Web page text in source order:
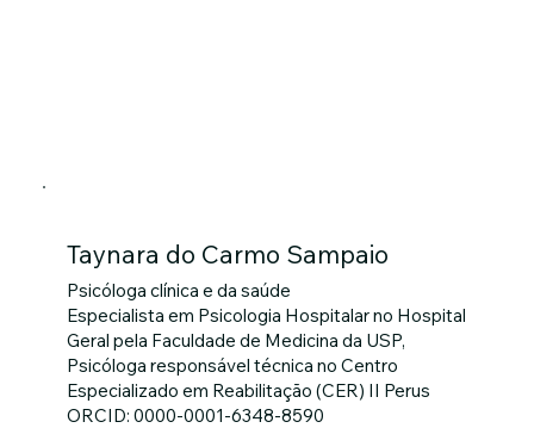
Psicóloga clínica e da saúde
Especialista em Psicologia Hospitalar no Hospital
Geral pela Faculdade de Medicina da USP,
Psicóloga responsável técnica no Centro
Especializado em Reabilitação (CER) II Perus
ORCID: 0000-0001-6348-8590
Taynara do Carmo Sampaio